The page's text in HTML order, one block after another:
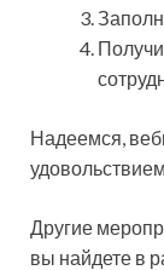
Надеемся,
Другие
вы найдете в